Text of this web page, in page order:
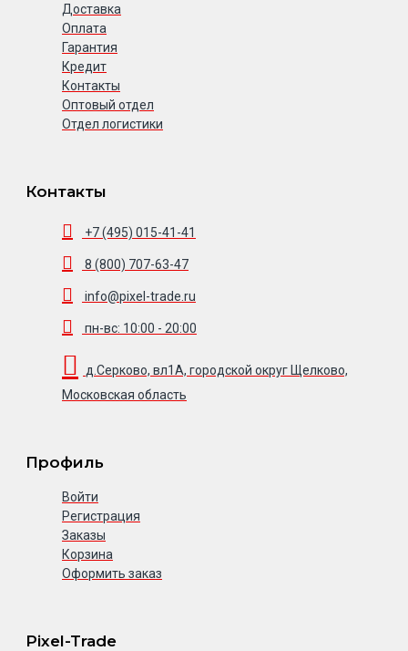
Доставка
Оплата
Гарантия
Кредит
Контакты
Оптовый отдел
Отдел логистики
Контакты
+7 (495) 015-41-41
8 (800) 707-63-47
info@pixel-trade.ru
пн-вс: 10:00 - 20:00
д.Серково, вл1А, городской округ Щелково,
Московская область
Профиль
Войти
Регистрация
Заказы
Корзина
Оформить заказ
Pixel-Trade